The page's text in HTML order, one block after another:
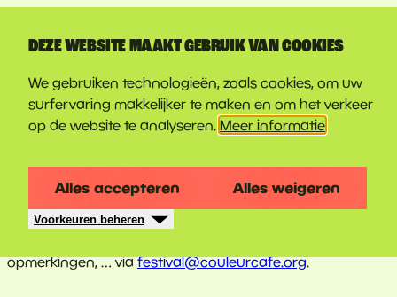
LINE-UP
CONTACT
VRAGEN OF MEER INFORMATIE
GEWENST?
opmerkingen, … viafestival@couleurcafe.org.
DEZE WEBSITE MAAKT GEBRUIK VAN COOKIES
We gebruiken technologieën, zoals cookies, om uw
surfervaring makkelijker te maken en om het verkeer
op de website te analyseren. Meer informatie
Alles accepteren Alles weigeren
Voorkeuren beheren